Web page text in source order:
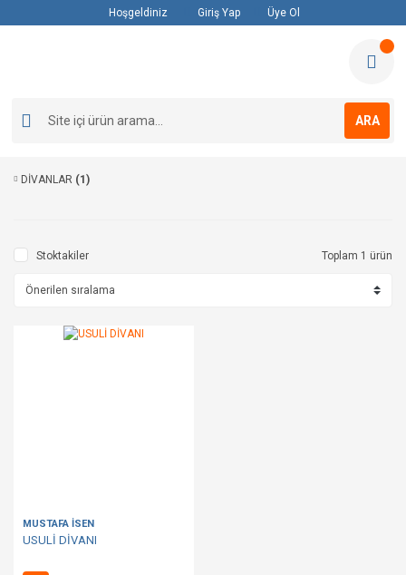
Hoşgeldiniz Giriş Yap Üye Ol
ARA
DİVANLAR (1)
Stoktakiler Toplam 1 ürün
MUSTAFA İSEN
USULİ DİVANI